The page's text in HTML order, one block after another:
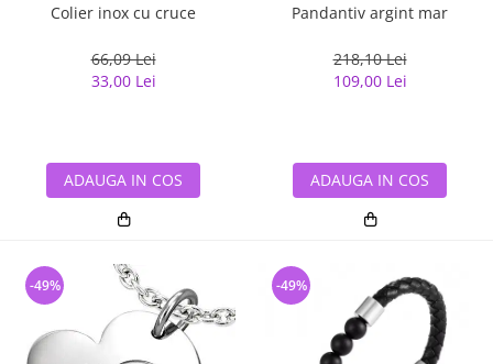
Colier inox cu cruce
66,09 Lei
33,00 Lei
ADAUGA IN COS
Pandantiv argint mar
218,10 Lei
109,00 Lei
ADAUGA IN COS
-49% -49%